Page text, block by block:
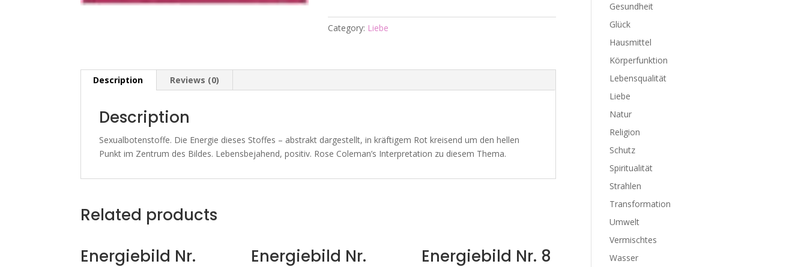
Körperzyklus:
Category: Liebe
Description Reviews (0)
Description
Sexualbotenstoffe. Die Energie dieses Stoffes – abstrakt dargestellt, in kräftigem Rot kreisend um den hellen
Punkt im Zentrum des Bildes. Lebensbejahend, positiv. Rose Coleman’s Interpretation zu diesem Thema.
Related products
Energiebild Nr.
Energiebild Nr.
Energiebild Nr. 8
Gesundheit
Glück
Hausmittel
Körperfunktion
Lebensqualität
Liebe
Natur
Religion
Schutz
Spiritualität
Strahlen
Transformation
Umwelt
Vermischtes
Wasser